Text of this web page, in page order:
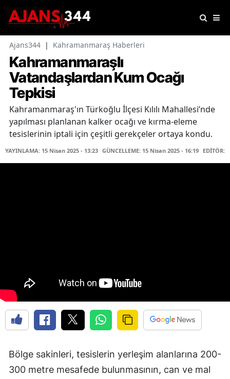
Ajans344 | Kahramanmaraş Haberleri
Kahramanmaraşlı
Vatandaşlardan Kum Ocağı
Tepkisi
Kahramanmaraş'ın Türkoğlu İlçesi Kılılı Mahallesi’nde
yapılması planlanan kalker ocağı ve kırma-eleme
tesislerinin iptali için çeşitli gerekçeler ortaya kondu.
YAYINLAMA: 15 Nisan 2025 - 13:23 GÜNCELLEME: 15 Nisan 2025 - 16:19 EDİTÖR:
Bölge sakinleri, tesislerin yerleşim alanlarına 200-
300 metre mesafede bulunmasının, can ve mal